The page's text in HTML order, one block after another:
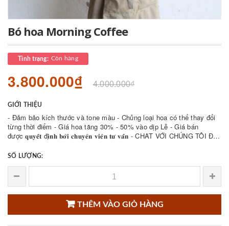
Bó hoa Morning Coffee
Tình trạng: Còn hàng
3.800.000₫ 4.000.000₫
GIỚI THIỆU
- Đảm bảo kích thước và tone màu - Chủng loại hoa có thể thay đổi
từng thời điểm - Giá hoa tăng 30% - 50% vào dịp Lễ - Giá bán
được 𝐪𝐮𝐲𝐞̂́𝐭 đ𝐢̣𝐧𝐡 𝐛𝐨̛̉𝐢 𝐜𝐡𝐮𝐲𝐞̂𝐧 𝐯𝐢𝐞̂𝐧 𝐭𝐮̛ 𝐯𝐚̂́𝐧 - CHAT VỚI CHÚNG TÔI ĐỂ
SỐ LƯỢNG:
THÊM VÀO GIỎ HÀNG